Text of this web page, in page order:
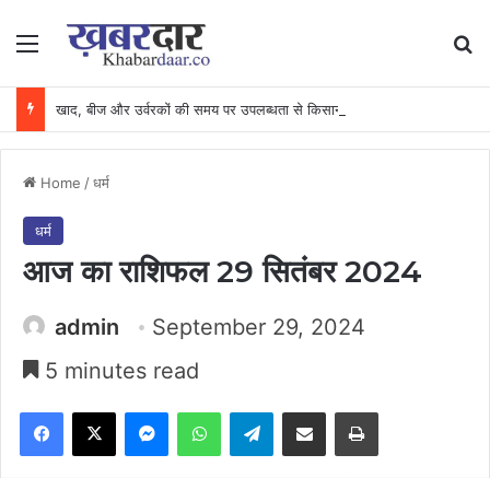
Menu
Home /धर्म
धर्म
आज का राशिफल 29 सितंबर 2024
admin
September 29, 2024
5 minutes read
Facebook
X MessengerWhatsAppTelegramShare via Email Print